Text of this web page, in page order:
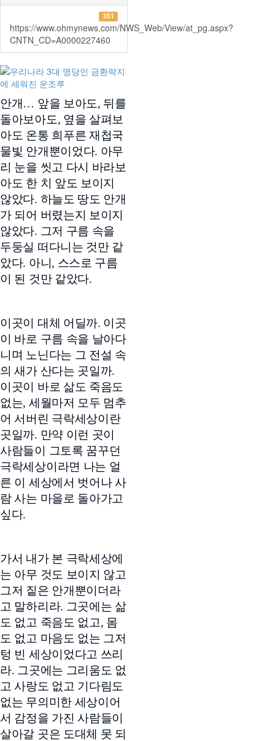
351
https://www.ohmynews.com/NWS_Web/View/at_pg.aspx?
CNTN_CD=A0000227460
안개… 앞을 보아도, 뒤를
돌아보아도, 옆을 살펴보
아도 온통 희푸른 재첩국
물빛 안개뿐이었다. 아무
리 눈을 씻고 다시 바라보
아도 한 치 앞도 보이지
않았다. 하늘도 땅도 안개
가 되어 버렸는지 보이지
않았다. 그저 구름 속을
두둥실 떠다니는 것만 같
았다. 아니, 스스로 구름
이 된 것만 같았다.
이곳이 대체 어딜까. 이곳
이 바로 구름 속을 날아다
니며 노닌다는 그 전설 속
의 새가 산다는 곳일까.
이곳이 바로 삶도 죽음도
없는, 세월마저 모두 멈추
어 서버린 극락세상이란
곳일까. 만약 이런 곳이
사람들이 그토록 꿈꾸던
극락세상이라면 나는 얼
른 이 세상에서 벗어나 사
람 사는 마을로 돌아가고
싶다.
가서 내가 본 극락세상에
는 아무 것도 보이지 않고
그저 짙은 안개뿐이더라
고 말하리라. 그곳에는 삶
도 없고 죽음도 없고, 몸
도 없고 마음도 없는 그저
텅 빈 세상이었다고 쓰리
라. 그곳에는 그리움도 없
고 사랑도 없고 기다림도
없는 무의미한 세상이어
서 감정을 가진 사람들이
살아갈 곳은 도대체 못 되